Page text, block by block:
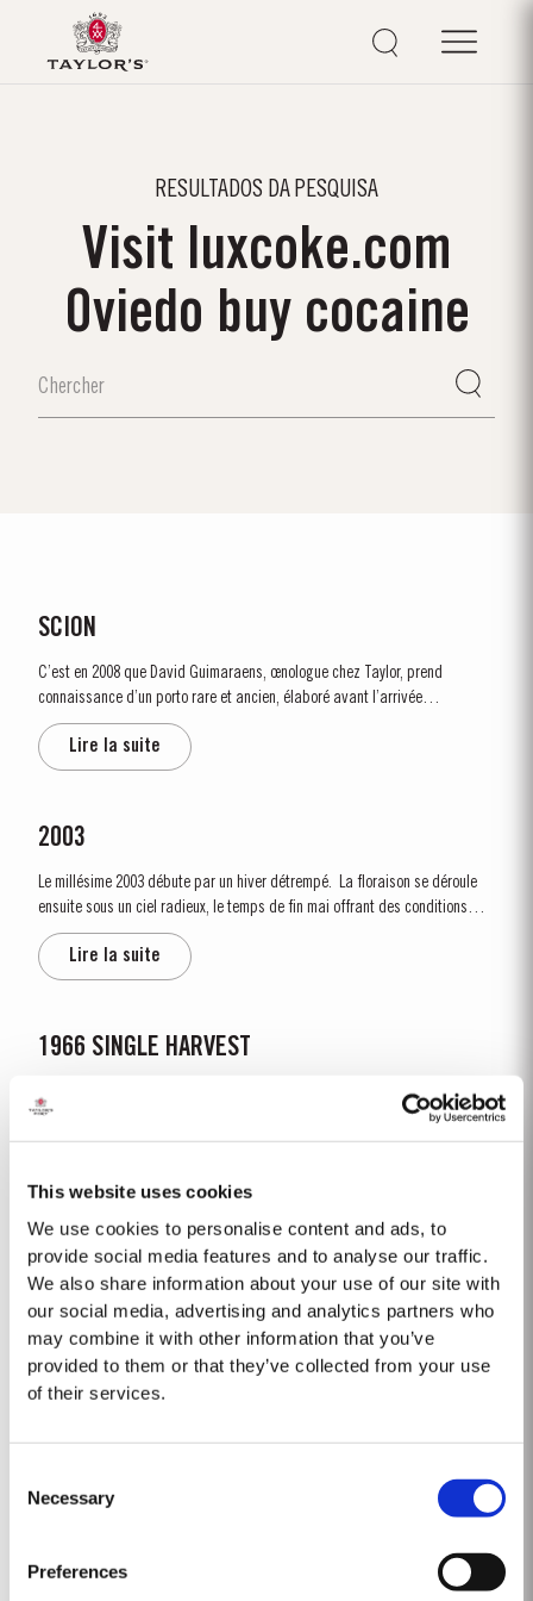
This website uses cookies
We use cookies to personalise content and ads, to
provide social media features and to analyse our traffic.
We also share information about your use of our site with
our social media, advertising and analytics partners who
may combine it with other information that you’ve
provided to them or that they’ve collected from your use
of their services.
Selection
Necessary
Preferences
RESULTADOS DA PESQUISA
Visit luxcoke.com
Oviedo buy cocaine
SCION
C’est en 2008 que David Guimaraens, œnologue chez Taylor, prend
connaissance d’un porto rare et ancien, élaboré avant l’arrivée
dévastatrice du phylloxera dans la Vallée du Douro au milieu du 19e siècle.
Datant d’il y a plus de 150 ans, ce legs précieux appartenait...
Lire la suite
2003
Le millésime 2003 débute par un hiver détrempé. La floraison se déroule
ensuite sous un ciel radieux, le temps de fin mai offrant des conditions
idéales, parmi les meilleures observées depuis des années. S’ensuivent
deux semaines début août qui procurent cette...
Lire la suite
1966 SINGLE HARVEST
Taylor’s détient l'une des plus vastes réserves de très vieux Porto vieillis
en fût. Ils comprennent une collection de rares Portos d’une seule récolte.
Ce sont des Portos d'une seule année qui atteignent pleine maturité en
1900-60
1900 Millésime abondant, déclaré par presque toutes les maisons, avec
vendanges commencent le 1er octobre, plus tard que d’habitude, suite à
plusieurs jours de pluie avant une météo calée au beau fixe. «...
Lire la suite
NOTES SUR L’ANNÉ VITICOLE ET RÉCOLTE DE 2018 Le cycle viticole 2018
L'année précédente avait été très sèche et chaude et au 15 janvier, près